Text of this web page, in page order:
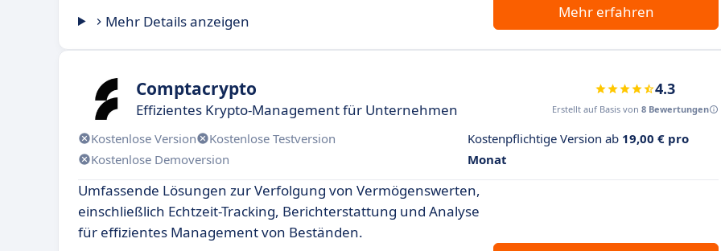
Mehr Details anzeigen
Mehr erfahren
Comptacrypto
Effizientes Krypto-Management für Unternehmen
4.3
Erstellt auf Basis von 8 Bewertungen
Kostenlose Version
Kostenlose Testversion
Kostenlose Demoversion
Kostenpflichtige Version ab 19,00 € pro
Monat
Umfassende Lösungen zur Verfolgung von Vermögenswerten,
einschließlich Echtzeit-Tracking, Berichterstattung und Analyse
für effizientes Management von Beständen.